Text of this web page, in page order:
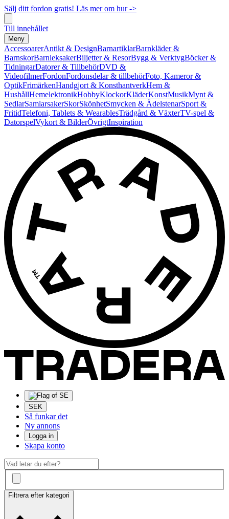
Sälj ditt fordon gratis! Läs mer om hur ->
Till innehållet
Meny
AccessoarerAntikt & DesignBarnartiklarBarnkläder &
BarnskorBarnleksakerBiljetter & ResorBygg & VerktygBöcker &
TidningarDatorer & TillbehörDVD &
VideofilmerFordonFordonsdelar & tillbehörFoto, Kameror &
OptikFrimärkenHandgjort & KonsthantverkHem &
HushållHemelektronikHobbyKlockorKläderKonstMusikMynt &
SedlarSamlarsakerSkorSkönhetSmycken & ÄdelstenarSport &
FritidTelefoni, Tablets & WearablesTrädgård & VäxterTV-spel &
DatorspelVykort & BilderÖvrigtInspiration
SEK
Så funkar det
Ny annons
Logga in
Skapa konto
Filtrera efter kategori